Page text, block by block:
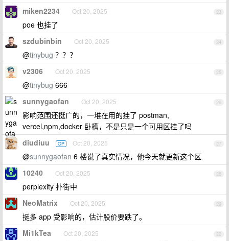
23
miken2234 Oct 20, 2025
poe 也挂了
24
szdubinbin Oct 20, 2025
@tinybug ？？？
25
v2306 Oct 20, 2025
@tinybug 666
26
sunnygaofan Oct 20, 2025
影响范围还挺广的，一堆在用的挂了 postman,
vercel,npm,docker 卧槽，不是只是一个可用区挂了吗
27
diudiuu OP Oct 20, 2025
@sunnygaofan 6 楼说了真实情况，他今天就更新这个区
28
10240 Oct 20, 2025
perplexity 扑街中
29
NeoMatrix Oct 20, 2025
挺多 app 受影响的，估计股价要跌了。
30
Mi1kTea Oct 20, 2025